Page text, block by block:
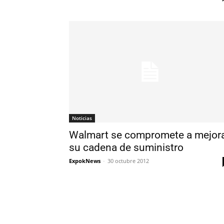
Noticias
Walmart se compromete a
su cadena de suministro
ExpokNews - 30 octubre 2012